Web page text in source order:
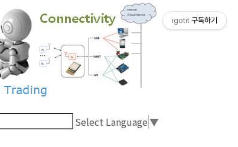
Select Language▼
igotit 구독하기